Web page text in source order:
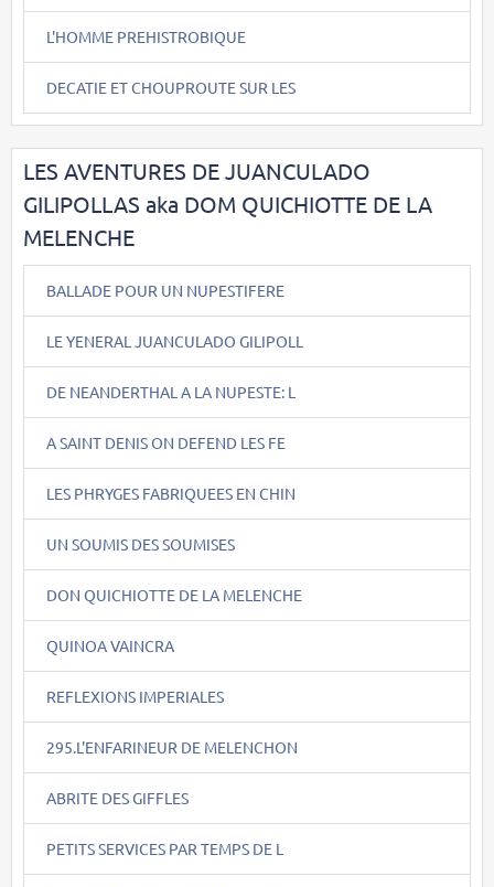
L'HOMME PREHISTROBIQUE
DECATIE ET CHOUPROUTE SUR LES
LES AVENTURES DE JUANCULADO
GILIPOLLAS aka DOM QUICHIOTTE DE LA
MELENCHE
BALLADE POUR UN NUPESTIFERE
LE YENERAL JUANCULADO GILIPOLL
DE NEANDERTHAL A LA NUPESTE: L
A SAINT DENIS ON DEFEND LES FE
LES PHRYGES FABRIQUEES EN CHIN
UN SOUMIS DES SOUMISES
DON QUICHIOTTE DE LA MELENCHE
QUINOA VAINCRA
REFLEXIONS IMPERIALES
295.L'ENFARINEUR DE MELENCHON
ABRITE DES GIFFLES
PETITS SERVICES PAR TEMPS DE L